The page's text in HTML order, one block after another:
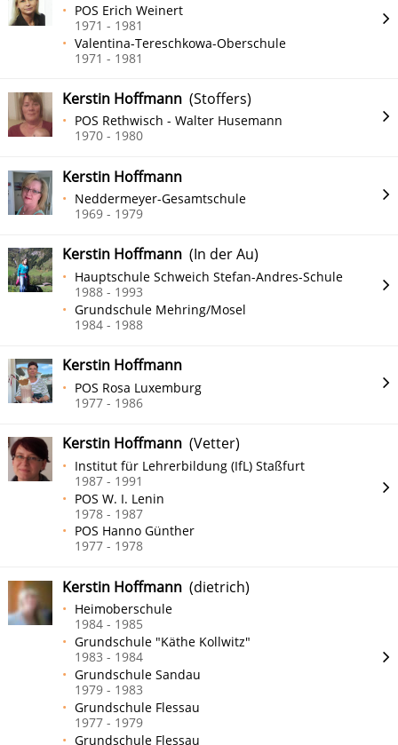
POS Erich Weinert
1971 - 1981
Valentina-Tereschkowa-Oberschule
1971 - 1981
Kerstin Hoffmann (Stoffers)
POS Rethwisch - Walter Husemann
1970 - 1980
Kerstin Hoffmann
Neddermeyer-Gesamtschule
1969 - 1979
Kerstin Hoffmann (In der Au)
Hauptschule Schweich Stefan-Andres-Schule
1988 - 1993
Grundschule Mehring/Mosel
1984 - 1988
Kerstin Hoffmann
POS Rosa Luxemburg
1977 - 1986
Kerstin Hoffmann (Vetter)
Institut für Lehrerbildung (IfL) Staßfurt
1987 - 1991
POS W. I. Lenin
1978 - 1987
POS Hanno Günther
1977 - 1978
Kerstin Hoffmann (dietrich)
Heimoberschule
1984 - 1985
Grundschule "Käthe Kollwitz"
1983 - 1984
Grundschule Sandau
1979 - 1983
Grundschule Flessau
1977 - 1979
Grundschule Flessau